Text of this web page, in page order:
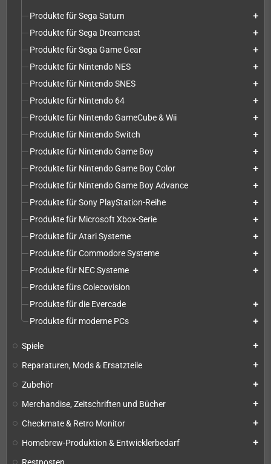
Produkte für Sega Saturn add
Produkte für Sega Dreamcast add
Produkte für Sega Game Gear add
Produkte für Nintendo NES add
Produkte für Nintendo SNES add
Produkte für Nintendo 64 add
Produkte für Nintendo GameCube & Wii add
Produkte für Nintendo Switch add
Produkte für Nintendo Game Boy add
Produkte für Nintendo Game Boy Color add
Produkte für Nintendo Game Boy Advance add
Produkte für Sony PlayStation-Reihe add
Produkte für Microsoft Xbox-Serie add
Produkte für Atari Systeme add
Produkte für Commodore Systeme add
Produkte für NEC Systeme add
Produkte fürs Colecovision
Produkte für die Evercade
add
Produkte für moderne PCs add
Spiele add
Reparaturen, Mods & Ersatzteile add
Zubehör add
Merchandise, Zeitschriften und Bücher add
Checkmate & Retro Monitor add
Homebrew-Produktion & Entwicklerbedarf add
Restposten